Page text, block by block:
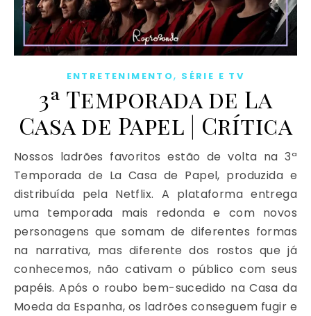
ENTRETENIMENTO, SÉRIE E TV
3ª Temporada de La
Casa de Papel | Crítica
Nossos ladrões favoritos estão de volta na 3ª
Temporada de La Casa de Papel, produzida e
distribuída pela Netflix. A plataforma entrega
uma temporada mais redonda e com novos
personagens que somam de diferentes formas
na narrativa, mas diferente dos rostos que já
conhecemos, não cativam o público com seus
papéis. Após o roubo bem-sucedido na Casa da
Moeda da Espanha, os ladrões conseguem fugir e